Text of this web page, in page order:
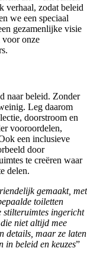
verhaal, zodat beleid
we een speciaal
gezamenlijke visie
voor onze
naar beleid. Zonder
Leg daarom
doorstroom en
vooroordelen,
een inclusieve
door
te creëren waar
delen.
gemaakt, met
toiletten
stilteruimtes ingericht
niet altijd mee
details, maar ze laten
in beleid en keuzes”